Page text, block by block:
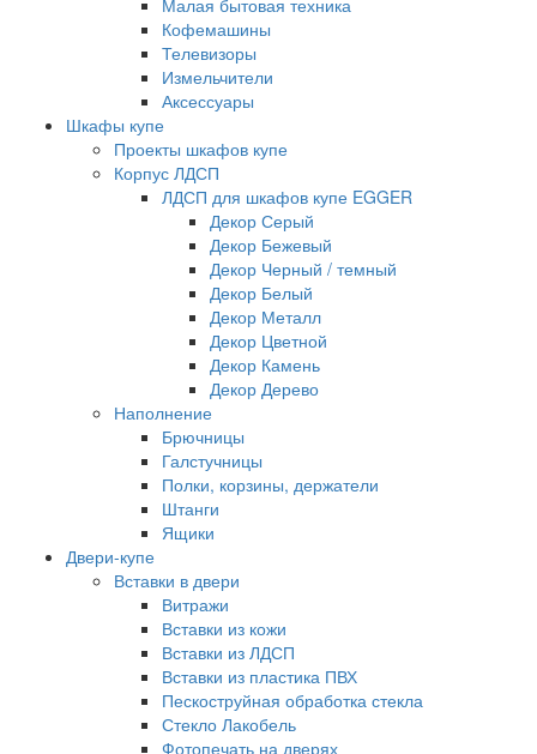
Кофемашины
Телевизоры
Измельчители
Аксессуары
Шкафы купе
Проекты шкафов купе
Корпус ЛДСП
ЛДСП для шкафов купе EGGER
Декор Серый
Декор Бежевый
Декор Черный / темный
Декор Белый
Декор Металл
Декор Цветной
Декор Камень
Декор Дерево
Наполнение
Брючницы
Галстучницы
Полки, корзины, держатели
Штанги
Ящики
Двери-купе
Вставки в двери
Витражи
Вставки из кожи
Вставки из ЛДСП
Вставки из пластика ПВХ
Пескоструйная обработка стекла
Стекло Лакобель
Фотопечать на дверях